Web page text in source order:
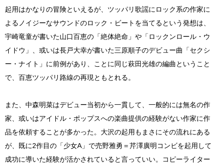
起用はかなりの冒険といえるが、ツッパリ歌謡にロック系の作家に
よるノイジーなサウンドのロック・ビートを当てるという発想は、
宇崎竜童が書いた山口百恵の「絶体絶命」や「ロックンロール・ウ
イドウ」、或いは長戸大幸が書いた三原順子のデビュー曲「セクシ
ー・ナイト」に前例があり、ことに同じ萩田光雄の編曲ということ
で、百恵ツッパリ路線の再現ともとれる。
また、中森明菜はデビュー当初から一貫して、一般的には無名の作
家、或いはアイドル・ポップスへの楽曲提供の経験がない作家に作
品を依頼することが多かった。大沢の起用もまさにその流れにある
が、既に2作目の「少女A」で売野雅勇＝芹澤廣明コンビを起用して
成功に導いた経験が活かされていると言っていい。コピーライター